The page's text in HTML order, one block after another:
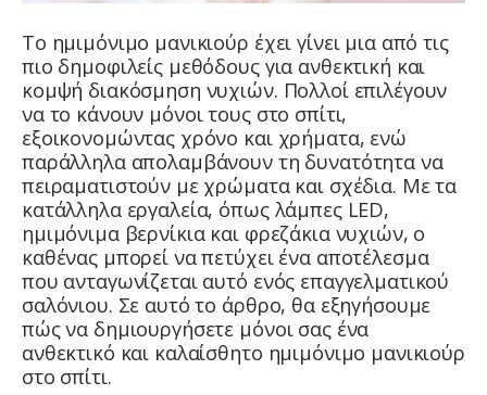
Το ημιμόνιμο μανικιούρ έχει γίνει μια από τις
πιο δημοφιλείς μεθόδους για ανθεκτική και
κομψή διακόσμηση νυχιών. Πολλοί επιλέγουν
να το κάνουν μόνοι τους στο σπίτι,
εξοικονομώντας χρόνο και χρήματα, ενώ
παράλληλα απολαμβάνουν τη δυνατότητα να
πειραματιστούν με χρώματα και σχέδια. Με τα
κατάλληλα εργαλεία, όπως λάμπες LED,
ημιμόνιμα βερνίκια και φρεζάκια νυχιών, ο
καθένας μπορεί να πετύχει ένα αποτέλεσμα
που ανταγωνίζεται αυτό ενός επαγγελματικού
σαλόνιου. Σε αυτό το άρθρο, θα εξηγήσουμε
πώς να δημιουργήσετε μόνοι σας ένα
ανθεκτικό και καλαίσθητο ημιμόνιμο μανικιούρ
στο σπίτι.